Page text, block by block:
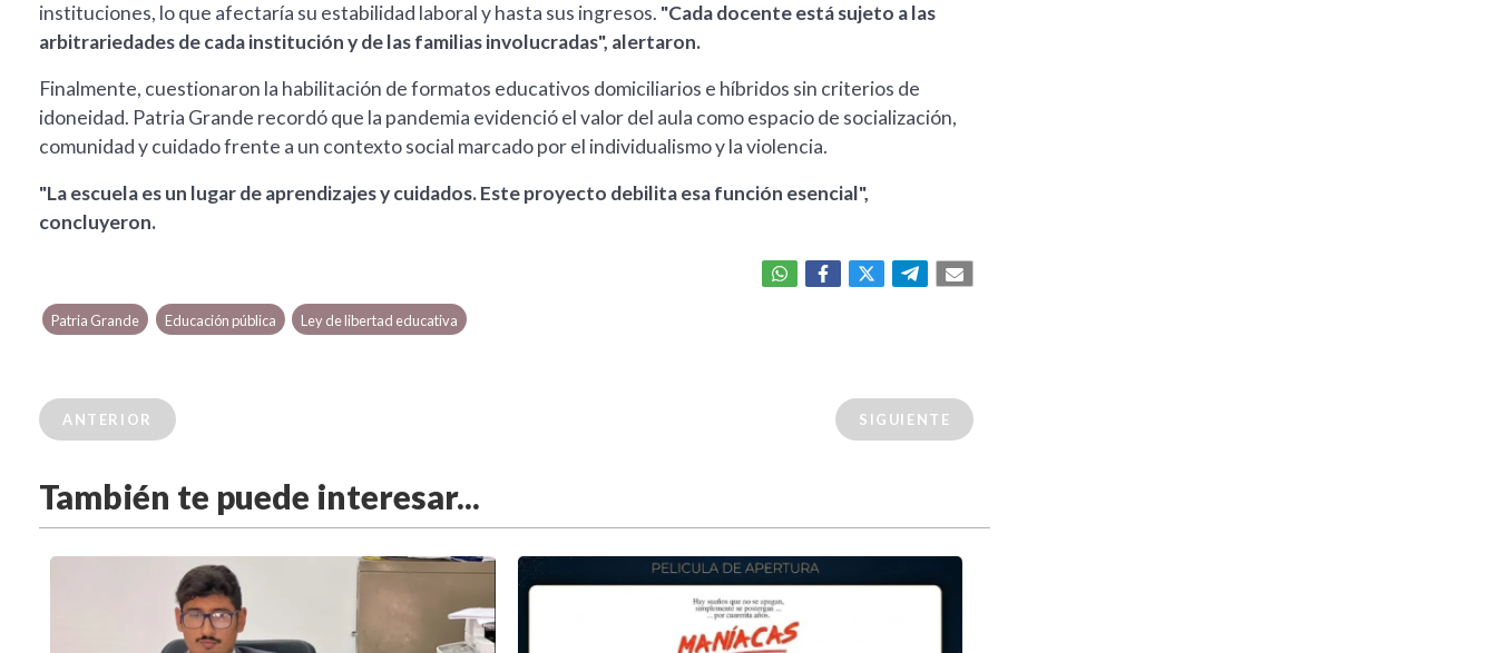
instituciones, lo que afectaría su estabilidad laboral y hasta sus ingresos. "Cada docente está sujeto a las
arbitrariedades de cada institución y de las familias involucradas", alertaron.
Finalmente, cuestionaron la habilitación de formatos educativos domiciliarios e híbridos sin criterios de
idoneidad. Patria Grande recordó que la pandemia evidenció el valor del aula como espacio de socialización,
comunidad y cuidado frente a un contexto social marcado por el individualismo y la violencia.
"La escuela es un lugar de aprendizajes y cuidados. Este proyecto debilita esa función esencial",
concluyeron.
Patria Grande Educación pública Ley de libertad educativa
ANTERIOR SIGUIENTE
También te puede interesar...